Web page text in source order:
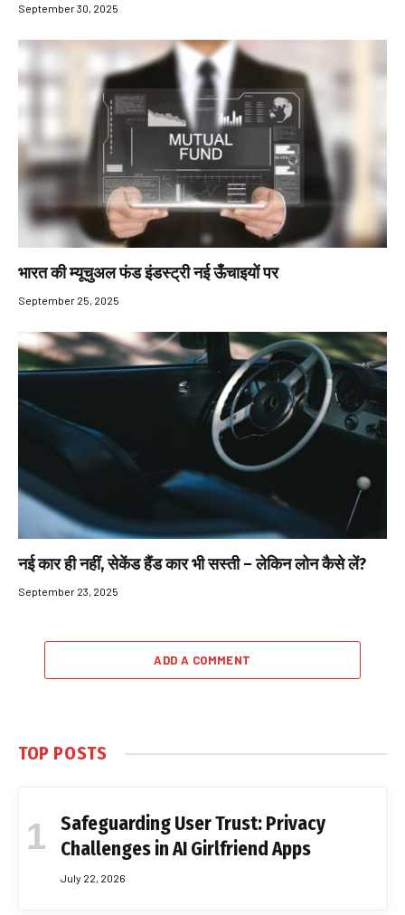
September 30, 2025
भारत की म्यूचुअल फंड इंडस्ट्री नई ऊँचाइयों पर
September 25, 2025
नई कार ही नहीं, सेकेंड हैंड कार भी सस्ती – लेकिन लोन कैसे लें?
September 23, 2025
ADD A COMMENT
TOP POSTS
Safeguarding User Trust: Privacy
Challenges in AI Girlfriend Apps
July 22, 2026